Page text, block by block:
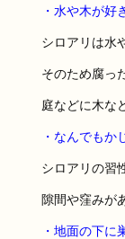
・水や木が好
シロアリは水
そのため腐っ
庭などに木な
・なんでもか
シロアリの習
隙間や窪みが
・地面の下に